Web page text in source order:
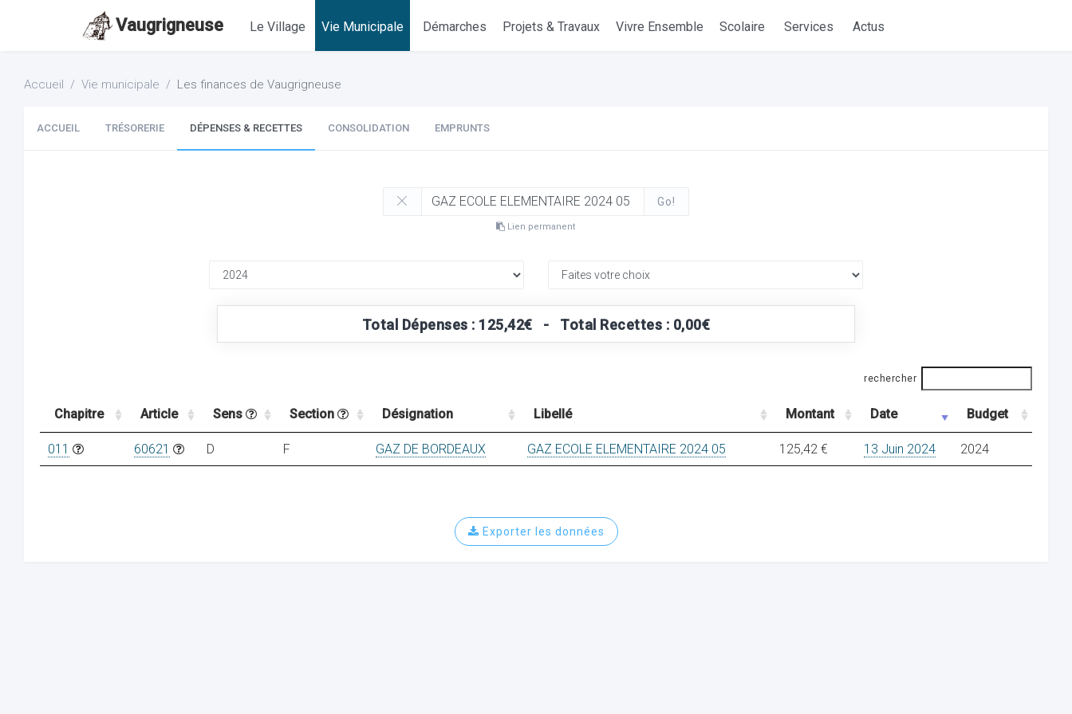
Vaugrigneuse Le Village Vie Municipale Démarches Projets & Travaux Vivre Ensemble Scolaire Services Actus
Accueil Vie municipale Les finances de Vaugrigneuse
ACCUEIL TRÉSORERIE DÉPENSES & RECETTES CONSOLIDATION EMPRUNTS
Go!
Lien permanent
Total Dépenses : 125,42€ - Total Recettes : 0,00€
rechercher
Chapitre Article Sens Section Désignation Libellé Montant Date Budget
011 60621 D F GAZ DE BORDEAUX GAZ ECOLE ELEMENTAIRE 2024 05 125,42 € 13 Juin 2024 2024
Exporter les données